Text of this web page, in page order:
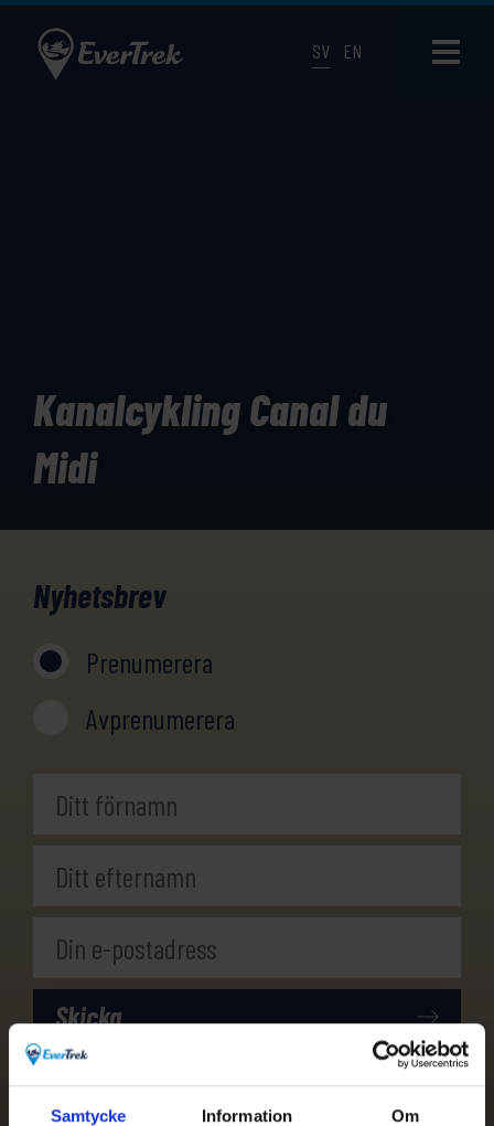
Samtycke Information Om
SV EN
Kanalcykling Canal du
Midi
Nyhetsbrev
Prenumerera
Avprenumerera